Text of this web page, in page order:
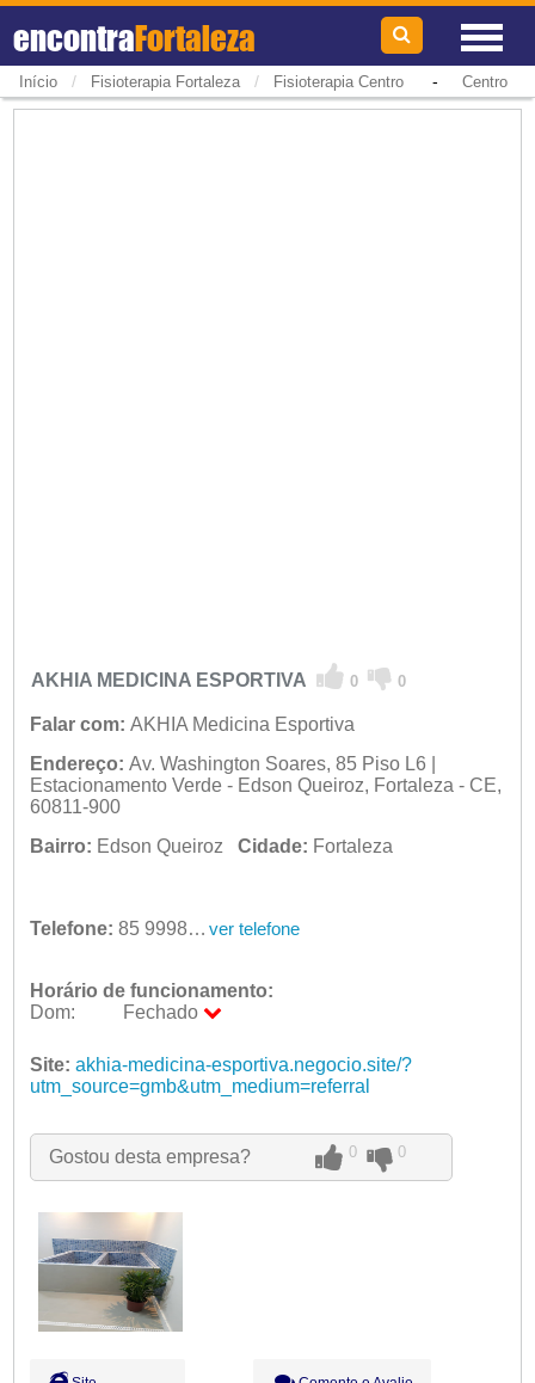
encontraFortaleza
Início / Fisioterapia Fortaleza / Fisioterapia Centro- Centro
AKHIA MEDICINA ESPORTIVA 0 0
Falar com: AKHIA Medicina Esportiva
Endereço: Av. Washington Soares, 85 Piso L6 |
Estacionamento Verde - Edson Queiroz, Fortaleza - CE,
60811-900
Bairro: Edson Queiroz Cidade: Fortaleza
Telefone: 85 99989-0130 ver telefone
Horário de funcionamento:
Dom:
Fechado
Ter:
09:00 - 18:00
Qua:
09:00 - 18:00
Sex:
09:00 - 18:00
Sáb:
Fechado
Site: akhia-medicina-esportiva.negocio.site/?
utm_source=gmb&utm_medium=referral
Gostou desta empresa? 0 0